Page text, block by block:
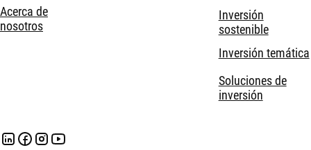
Acerca de
nosotros
Inversión
sostenible
Inversión temática
Soluciones de
inversión